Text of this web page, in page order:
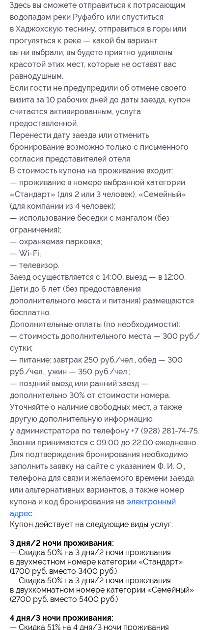
Здесь вы сможете отправиться к потрясающим
водопадам реки Руфабго или спуститься
в Хаджохскую теснину, отправиться в горы или
прогуляться к реке — какой бы вариант
вы ни выбрали, вы будете приятно удивлены
красотой этих мест, которые не оставят вас
равнодушным.
Если гости не предупредили об отмене своего
визита за 10 рабочих дней до даты заезда, купон
считается активированным, услуга
предоставленной.
Перенести дату заезда или отменить
бронирование возможно только с письменного
согласия представителей отеля.
В стоимость купона на проживание входит:
— проживание в номере выбранной категории:
«Стандарт» (для 2 или 3 человек), «Семейный»
(для компании из 4 человек);
— использование беседки с мангалом (без
ограничения);
— охраняемая парковка;
— Wi-Fi;
— телевизор.
Заезд осуществляется с 14:00, выезд — в 12:00.
Дети до 6 лет (без предоставления
дополнительного места и питания) размещаются
бесплатно.
Дополнительные оплаты (по необходимости):
— стоимость дополнительного места — 300 руб./
сутки;
— питание: завтрак 250 руб./чел., обед — 300
руб./чел., ужин — 350 руб./чел.;
— поздний выезд или ранний заезд —
дополнительно 30% от стоимости номера.
Уточняйте о наличие свободных мест, а также
другую дополнительную информацию
у администратора по телефону +7 (928) 281-74-75.
Звонки принимаются с 09:00 до 22:00 ежедневно.
Для подтверждения бронирования необходимо
заполнить заявку на сайте с указанием Ф. И. О.,
телефона для связи и желаемого времени заезда
или альтернативных вариантов, а также номер
купона и код бронирования на электронный
адрес.
Купон действует на следующие виды услуг:
3 дня/2 ночи проживания:
— Скидка 50% на 3 дня/2 ночи проживания
в двухместном номере категории «Стандарт»
(1700 руб. вместо 3400 руб.)
— Скидка 50% на 3 дня/2 ночи проживания
в двухкомнатном номере категории «Семейный»
(2700 руб. вместо 5400 руб.)
4 дня/3 ночи проживания:
— Скидка 51% на 4 дня/3 ночи проживания